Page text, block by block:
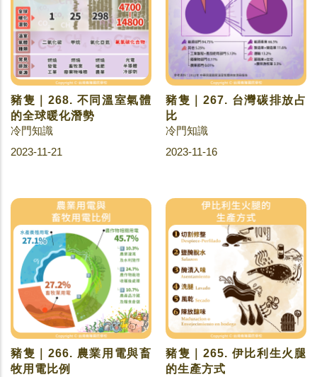
豬隻｜268. 不同溫室氣體
的全球暖化潛勢
冷門知識
2023-11-21
豬隻｜267. 台灣碳排放占
比
冷門知識
2023-11-16
豬隻｜266. 農業用電與畜
牧用電比例
豬隻｜265. 伊比利生火腿
的生產方式